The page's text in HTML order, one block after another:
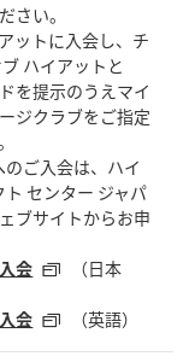
さい。
ットに入会し、チ
ハイアットと
を提示のうえマイ
ジクラブをご指定
ご入会は、ハイ
センター ジャパ
ブサイトからお申
会
（日本
会
（英語）